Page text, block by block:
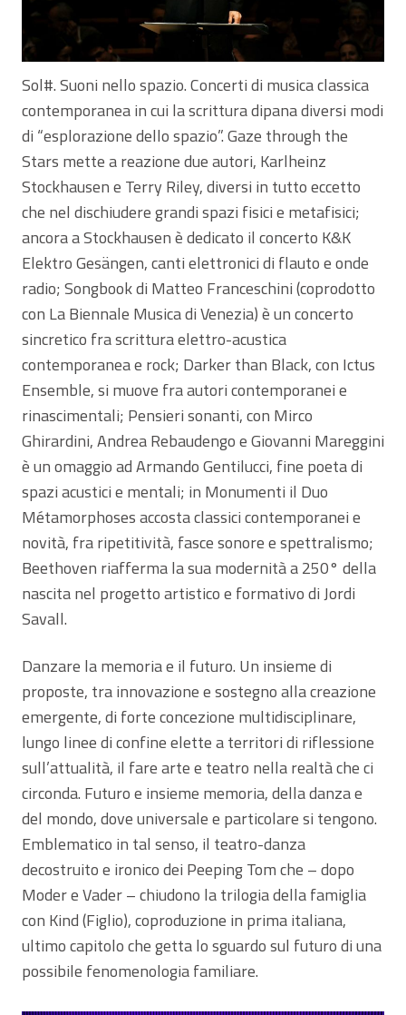
Sol#. Suoni nello spazio. Concerti di musica classica
contemporanea in cui la scrittura dipana diversi modi
di “esplorazione dello spazio”. Gaze through the
Stars mette a reazione due autori, Karlheinz
Stockhausen e Terry Riley, diversi in tutto eccetto
che nel dischiudere grandi spazi fisici e metafisici;
ancora a Stockhausen è dedicato il concerto K&K
Elektro Gesängen, canti elettronici di flauto e onde
radio; Songbook di Matteo Franceschini (coprodotto
con La Biennale Musica di Venezia) è un concerto
sincretico fra scrittura elettro-acustica
contemporanea e rock; Darker than Black, con Ictus
Ensemble, si muove fra autori contemporanei e
rinascimentali; Pensieri sonanti, con Mirco
Ghirardini, Andrea Rebaudengo e Giovanni Mareggini
è un omaggio ad Armando Gentilucci, fine poeta di
spazi acustici e mentali; in Monumenti il Duo
Métamorphoses accosta classici contemporanei e
novità, fra ripetitività, fasce sonore e spettralismo;
Beethoven riafferma la sua modernità a 250° della
nascita nel progetto artistico e formativo di Jordi
Savall.
Danzare la memoria e il futuro. Un insieme di
proposte, tra innovazione e sostegno alla creazione
emergente, di forte concezione multidisciplinare,
lungo linee di confine elette a territori di riflessione
sull’attualità, il fare arte e teatro nella realtà che ci
circonda. Futuro e insieme memoria, della danza e
del mondo, dove universale e particolare si tengono.
Emblematico in tal senso, il teatro-danza
decostruito e ironico dei Peeping Tom che – dopo
Moder e Vader – chiudono la trilogia della famiglia
con Kind (Figlio), coproduzione in prima italiana,
ultimo capitolo che getta lo sguardo sul futuro di una
possibile fenomenologia familiare.